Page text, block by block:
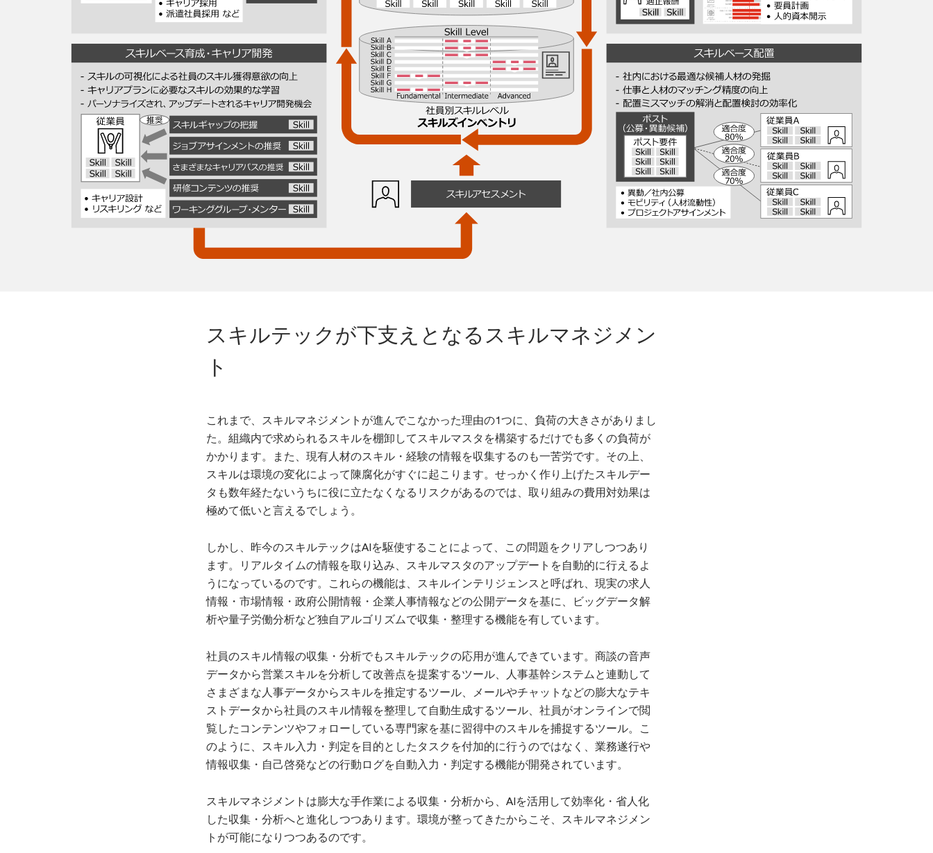
スキルテックが下支えとなるスキルマネジメン
ト
これまで、スキルマネジメントが進んでこなかった理由の1つに、負荷の大きさがありまし
た。組織内で求められるスキルを棚卸してスキルマスタを構築するだけでも多くの負荷が
かかります。また、現有人材のスキル・経験の情報を収集するのも一苦労です。その上、
スキルは環境の変化によって陳腐化がすぐに起こります。せっかく作り上げたスキルデー
タも数年経たないうちに役に立たなくなるリスクがあるのでは、取り組みの費用対効果は
極めて低いと言えるでしょう。
しかし、昨今のスキルテックはAIを駆使することによって、この問題をクリアしつつあり
ます。リアルタイムの情報を取り込み、スキルマスタのアップデートを自動的に行えるよ
うになっているのです。これらの機能は、スキルインテリジェンスと呼ばれ、現実の求人
情報・市場情報・政府公開情報・企業人事情報などの公開データを基に、ビッグデータ解
析や量子労働分析など独自アルゴリズムで収集・整理する機能を有しています。
社員のスキル情報の収集・分析でもスキルテックの応用が進んできています。商談の音声
データから営業スキルを分析して改善点を提案するツール、人事基幹システムと連動して
さまざまな人事データからスキルを推定するツール、メールやチャットなどの膨大なテキ
ストデータから社員のスキル情報を整理して自動生成するツール、社員がオンラインで閲
覧したコンテンツやフォローしている専門家を基に習得中のスキルを捕捉するツール。こ
のように、スキル入力・判定を目的としたタスクを付加的に行うのではなく、業務遂行や
情報収集・自己啓発などの行動ログを自動入力・判定する機能が開発されています。
スキルマネジメントは膨大な手作業による収集・分析から、AIを活用して効率化・省人化
した収集・分析へと進化しつつあります。環境が整ってきたからこそ、スキルマネジメン
トが可能になりつつあるのです。